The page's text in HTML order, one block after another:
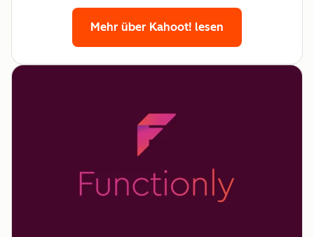
Mehr über Kahoot! lesen